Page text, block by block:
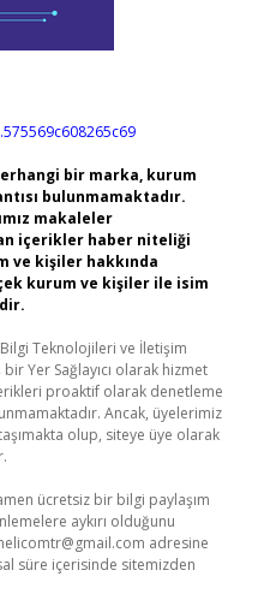
bir marka, kurum
bulunmamaktadır.
makaleler
içerikler haber niteliği
ve kişiler hakkında
kurum ve kişiler ile isim
Bilgi Teknolojileri ve İletişim
Yer Sağlayıcı olarak hizmet
proaktif olarak denetleme
Ancak, üyelerimiz
olup, siteye üye olarak
ücretsiz bir bilgi paylaşım
aykırı olduğunu
adresine
süre içerisinde sitemizden